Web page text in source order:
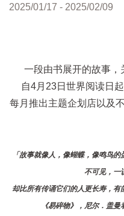
2025/01/17 - 2025/02/09
一段由书展开的故事
自4月23日世界阅读日
每月推出主题企划店以及
「故事就像人，像蝴蝶，像鸣鸟
不可见，一
却比所有传诵它们的人更长寿，
《易碎物》，尼尔．盖